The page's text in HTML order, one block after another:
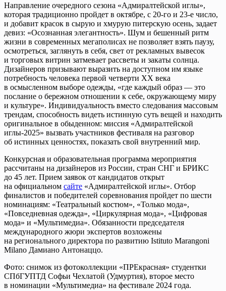
Направление очередного сезона «Адмиралтейской иглы»,
которая традиционно пройдет в октябре, с 20-го и 23-е число,
и добавит красок в сырую и хмурую питерскую осень, задает
девиз: «Осознанная элегантность». Шум и бешенный ритм
жизни в современных мегаполисах не позволяет взять паузу,
осмотреться, заглянуть в себя, свет от рекламных вывесок
и торговых витрин затмевает рассветы и закаты солнца.
Дизайнеров призывают выразить на доступном им языке
потребность человека первой четверти ХХ века
в осмысленном выборе одежды, «где каждый образ — это
послание о бережном отношении к себе, окружающему миру
и культуре». Индивидуальность вместо следования массовым
трендам, способность видеть истинную суть вещей и находить
оригинальное в обыденном: миссия «Адмиралтейской
иглы-2025» вызвать участников фестиваля на разговор
об истинных ценностях, показать свой внутренний мир.
Конкурсная и образовательная программа мероприятия
рассчитаны на дизайнеров из России, стран СНГ и БРИКС
до 45 лет. Прием заявок от кандидатов открыт
на официальном сайте «Адмиралтейской иглы». Отбор
финалистов и победителей соревнования пройдет по шести
номинациям: «Театральный костюм», «Только мода»,
«Повседневная одежда», «Циркулярная мода», «Цифровая
мода» и «Мультимедиа». Обязанности председателя
международного жюри экспертов возложены
на регионального директора по развитию Istituto Marangoni
Milano Дамиано Антонаццо.
Фото: снимок из фотоколлекции «ПРЕкрасная» студентки
СПбГУПТД Софьи Чехлатой (Удмуртия), второе место
в номинации «Мультимедиа» на фестивале 2024 года.